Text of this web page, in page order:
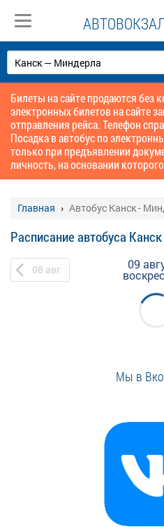
Билеты на сайте продаются без
электронных билетов на сайте
отправления рейса. Телефон
Посадка в автобус по
только при предъявлении
личность, на основании
Главная Автобус Канск -
Расписание автобуса
08 авг 09
Мы в